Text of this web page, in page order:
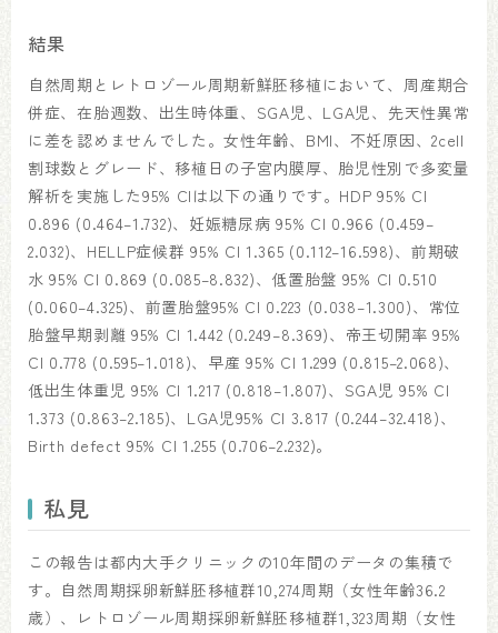
結果
自然周期とレトロゾール周期新鮮胚移植において、周産期合
併症、在胎週数、出生時体重、SGA児、LGA児、先天性異常
に差を認めませんでした。女性年齢、BMI、不妊原因、2cell
割球数とグレード、移植日の子宮内膜厚、胎児性別で多変量
解析を実施した95% CIは以下の通りです。HDP 95% CI
0.896 (0.464–1.732)、妊娠糖尿病 95% CI 0.966 (0.459–
2.032)、HELLP症候群 95% CI 1.365 (0.112–16.598)、前期破
水 95% CI 0.869 (0.085–8.832)、低置胎盤 95% CI 0.510
(0.060–4.325)、前置胎盤95% CI 0.223 (0.038–1.300)、常位
胎盤早期剥離 95% CI 1.442 (0.249–8.369)、帝王切開率 95%
CI 0.778 (0.595–1.018)、早産 95% CI 1.299 (0.815–2.068)、
低出生体重児 95% CI 1.217 (0.818–1.807)、SGA児 95% CI
1.373 (0.863–2.185)、LGA児95% CI 3.817 (0.244–32.418)、
Birth defect 95% CI 1.255 (0.706–2.232)。
私見
この報告は都内大手クリニックの10年間のデータの集積で
す。自然周期採卵新鮮胚移植群10,274周期（女性年齢36.2
歳）、レトロゾール周期採卵新鮮胚移植群1,323周期（女性